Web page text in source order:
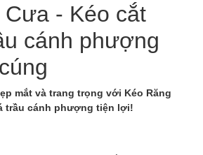
Cưa - Kéo cắt
cánh phượng
mắt và trang trọng với Kéo Răng
trầu cánh phượng tiện lợi!